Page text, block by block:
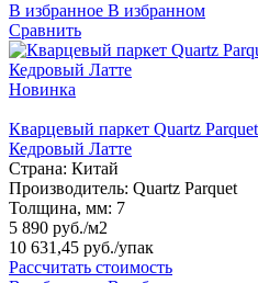
В избранное В избранном
Сравнить
Новинка
Кварцевый паркет Quartz
Кедровый Латте
Страна: Китай
Производитель: Quartz Parquet
Толщина, мм: 7
5 890 руб./м2
10 631,45 руб./упак
Рассчитать стоимость